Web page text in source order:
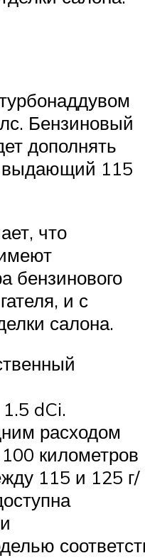
Бензиновый
дополнять
выдающий 115
что
бензинового
и с
салона.
dCi.
расходом
километров
115 и 125 г/